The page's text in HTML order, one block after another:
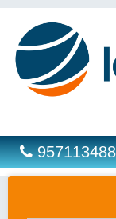
Hoteles